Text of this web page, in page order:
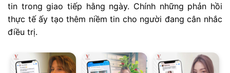
tin trong giao tiếp hằng ngày. Chính những phản hồi
thực tế ấy tạo thêm niềm tin cho người đang cân nhắc
điều trị.